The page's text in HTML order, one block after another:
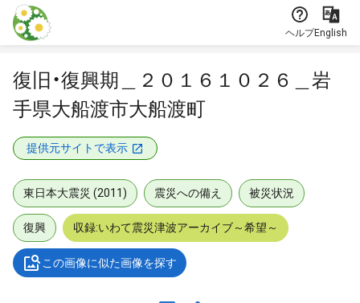
本文に飛ぶ
ヘルプEnglish
復旧・復興期＿２０１６１０２６＿岩
手県大船渡市大船渡町
提供元サイトで表示
東日本大震災 (2011) 震災への備え 被災状況
復興 収録:いわて震災津波アーカイブ～希望～
この画像に似た画像を探す